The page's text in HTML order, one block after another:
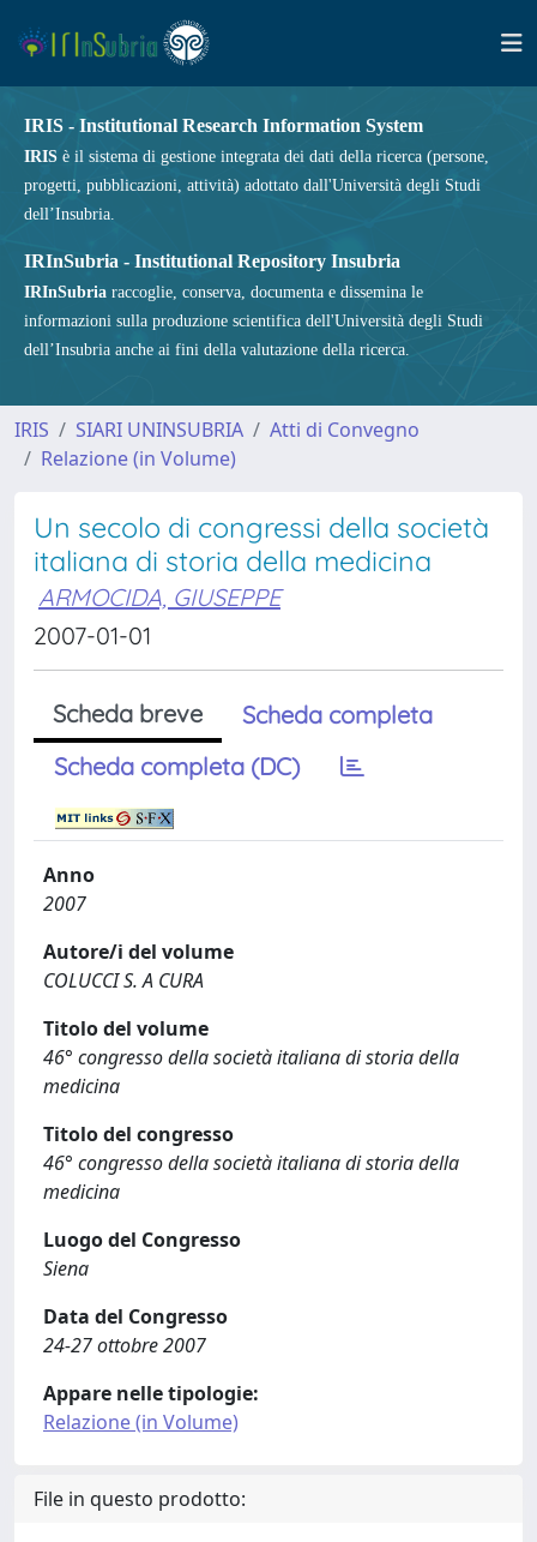
IRIS - Institutional Research Information System
IRIS è il sistema di gestione integrata dei dati della ricerca (persone,
progetti, pubblicazioni, attività) adottato dall'Università degli Studi
dell’Insubria.
IRInSubria - Institutional Repository Insubria
IRInSubria raccoglie, conserva, documenta e dissemina le
informazioni sulla produzione scientifica dell'Università degli Studi
dell’Insubria anche ai fini della valutazione della ricerca.
IRIS SIARI UNINSUBRIA
Atti di Convegno
Relazione (in Volume)
Un secolo di congressi della società
italiana di storia della medicina
ARMOCIDA, GIUSEPPE
2007-01-01
Scheda breve
Scheda completa
Scheda completa (DC)
Anno
2007
Autore/i del volume
COLUCCI S. A CURA
Titolo del volume
46° congresso della società italiana di storia della
medicina
Titolo del congresso
46° congresso della società italiana di storia della
medicina
Luogo del Congresso
Siena
Data del Congresso
24-27 ottobre 2007
Appare nelle tipologie:
Relazione (in Volume)
File in questo prodotto: